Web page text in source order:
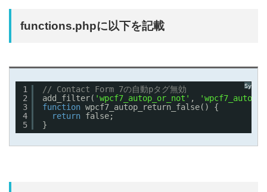
functions.phpに以下を記載
1
2
3
4
5
// Contact Form 7の自動pタグ無効
add_filter( 'wpcf7_autop_or_not' ,
function wpcf7_autop_return_false() {
return false;
}